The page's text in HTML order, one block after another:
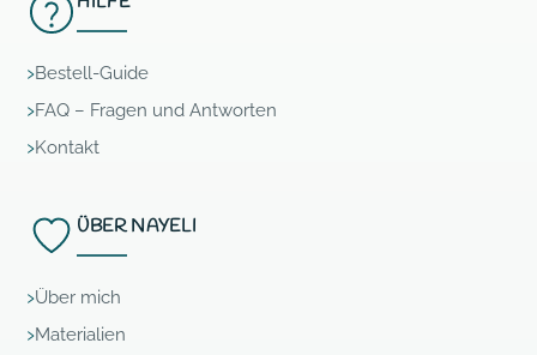
Bestell-Guide
FAQ – Fragen und Antworten
Kontakt
ÜBER NAYELI
Über mich
Materialien